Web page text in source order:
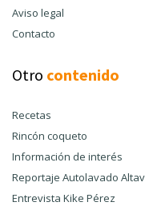
Aviso legal
Contacto
Otro contenido
Recetas
Rincón coqueto
Información de interés
Reportaje Autolavado
Entrevista Kike Pérez